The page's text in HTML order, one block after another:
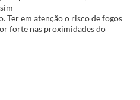
Ter em atenção o risco de fogos
forte nas proximidades do